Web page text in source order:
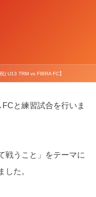
) U13 TRM vs FIBRA FC】
と練習試合を行いま
戦うこと」をテーマに
した。